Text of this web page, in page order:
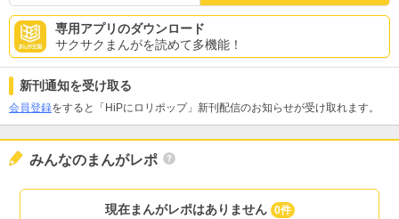
専用アプリのダウンロード
サクサクまんがを読めて多機能！
新刊通知を受け取る
会員登録をすると「HiPにロリポップ」新刊配信のお知らせが受け取れます。
みんなのまんがレポ
現在まんがレポはありません 0件